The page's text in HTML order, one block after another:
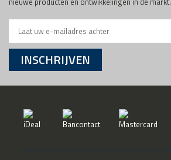
INSCHRIJVEN